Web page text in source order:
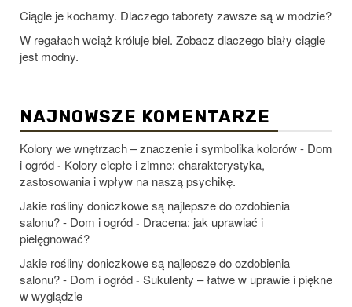
Ciągle je kochamy. Dlaczego taborety zawsze są w modzie?
W regałach wciąż króluje biel. Zobacz dlaczego biały ciągle
jest modny.
NAJNOWSZE KOMENTARZE
Kolory we wnętrzach – znaczenie i symbolika kolorów - Dom
i ogród - Kolory ciepłe i zimne: charakterystyka,
zastosowania i wpływ na naszą psychikę.
Jakie rośliny doniczkowe są najlepsze do ozdobienia
salonu? - Dom i ogród - Dracena: jak uprawiać i
pielęgnować?
Jakie rośliny doniczkowe są najlepsze do ozdobienia
salonu? - Dom i ogród - Sukulenty – łatwe w uprawie i piękne
w wyglądzie